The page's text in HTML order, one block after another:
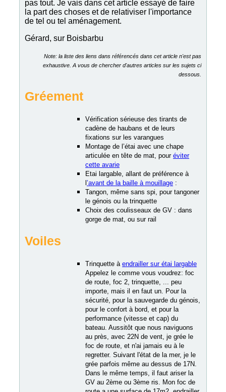
pas tout. Je vais dans cet article essayé de faire
la part des choses et de relativiser l'importance
de tel ou tel aménagement.
Gérard, sur Boisbarbu
Note: la liste des liens dans référencés dans cet article n'est pas
exhaustive. A vous de chercher d'autres articles sur les sujets ci
dessous.
Gréement
Vérification sérieuse des tirants de
cadène de haubans et de leurs
fixations sur les varangues
Montage de l’étai avec une chape
articulée en tête de mat, pour éviter
cette avarie
Etai largable, allant de préférence à
l’avant de la baille à mouillage :
Tangon, même sans spi, pour tangoner
le génois ou la trinquette
Choix des coulisseaux de GV : dans
gorge de mat, ou sur rail
Voiles
Trinquette à endrailler sur étai largable
Appelez le comme vous voudrez: foc
de route, foc 2, trinquette, ... peu
importe, mais il en faut un. Pour la
sécurité, pour la sauvegarde du génois,
pour le confort à bord, et pour la
performance (vitesse et cap) du
bateau. Aussitôt que nous naviguons
au près, avec 22N de vent, je grée le
foc de route, et n'ai jamais eu à le
regretter. Suivant l'état de la mer, je le
grée parfois même au dessus de 17N.
Dans le même temps, il faut ariser la
GV au 2ème ou 3ème ris. Mon foc de